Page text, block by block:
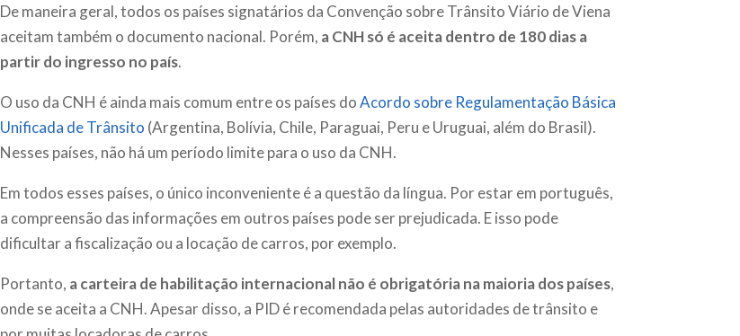
De maneira geral, todos os países signatários da Convenção sobre Trânsito Viário de Viena
aceitam também o documento nacional. Porém, a CNH só é aceita dentro de 180 dias a
partir do ingresso no país.
O uso da CNH é ainda mais comum entre os países doAcordo sobre Regulamentação Básica
Unificada de Trânsito (Argentina, Bolívia, Chile, Paraguai, Peru e Uruguai, além do Brasil).
Nesses países, não há um período limite para o uso da CNH.
Em todos esses países, o único inconveniente é a questão da língua. Por estar em português,
a compreensão das informações em outros países pode ser prejudicada. E isso pode
dificultar a fiscalização ou a locação de carros, por exemplo.
Portanto, a carteira de habilitação internacional não é obrigatória na maioria dos países,
onde se aceita a CNH. Apesar disso, a PID é recomendada pelas autoridades de trânsito e